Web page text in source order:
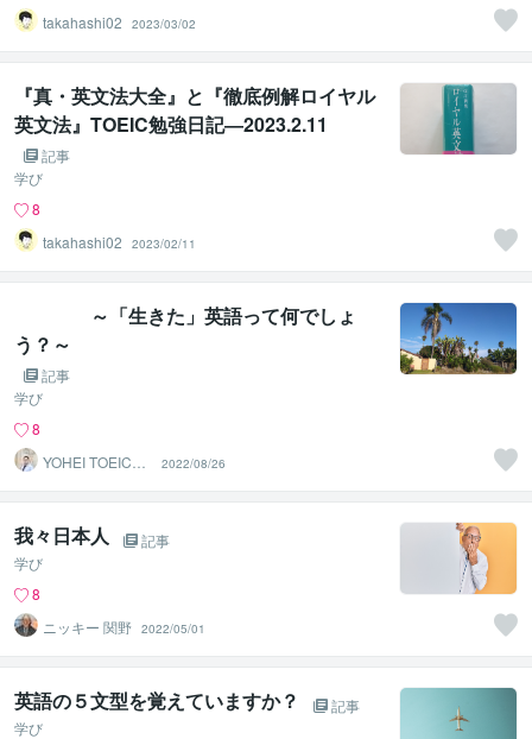
takahashi02
2023/03/02
『真・英文法大全』と『徹底例解ロイヤル
英文法』TOEIC勉強日記―2023.2.11
記事
学び
8
takahashi02
2023/02/11
～「生きた」英語って何でしょ
う？～
記事
学び
8
YOHEI TOEIC満
2022/08/26
我々日本人
記事
学び
8
ニッキー 関野 2022/05/01
英語の５文型を覚えていますか？
記事
学び